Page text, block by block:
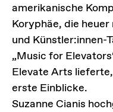
amerikanische
Koryphäe, die
und Künstler:innen-
„Music for
Elevate Arts
erste Einblicke.
Suzanne Cianis